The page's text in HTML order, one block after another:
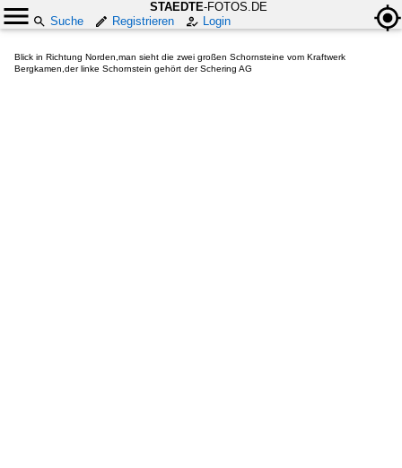
STAEDTE-FOTOS.DE
Suche
Registrieren Login
Blick in Richtung Norden,man sieht die zwei großen Schornsteine vom Kraftwerk
Bergkamen,der linke Schornstein gehört der Schering AG